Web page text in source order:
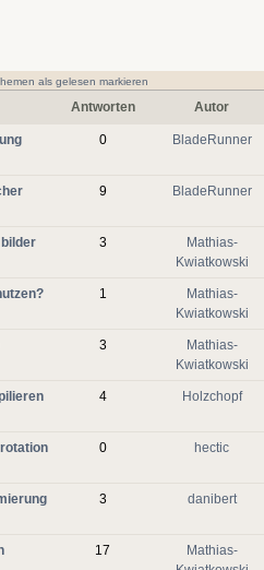
als gelesen markieren
Antworten Autor
0 BladeRunner
9 BladeRunner
3
Mathias-
Kwiatkowski
1
Mathias-
Kwiatkowski
3
Mathias-
Kwiatkowski
4 Holzchopf
0 hectic
3 danibert
17
Mathias-